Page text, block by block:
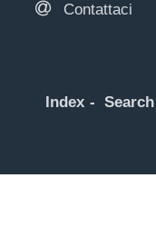
Contattaci
Index Search